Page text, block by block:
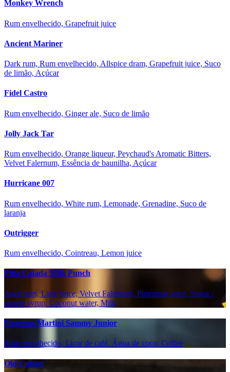
Monkey Wrench
Rum envelhecido, Grapefruit juice
Ancient Mariner
Dark rum, Rum envelhecido, Allspice dram, Grapefruit juice, Suco
de limão, Açúcar
Fidel Castro
Rum envelhecido, Ginger ale, Suco de limão
Jolly Jack Tar
Rum envelhecido, Orange liqueur, Peychaud's Aromatic Bitters,
Velvet Falernum, Essência de baunilha, Açúcar
Hurricane 007
Rum envelhecido, White rum, Lemonade, Grenadine, Suco de
laranja
Outrigger
Rum envelhecido, Cointreau, Lemon juice
Piña Colada Milk Punch
Aged rum, Lime juice, Velvet Falernum, Pineapple juice, Sugar /
simple syrup, Coconut water, Milk
Espresso Martini Sammy Junior
Rum envelhecido, Licor de café, Água de coco, Coffee
Old Cuban